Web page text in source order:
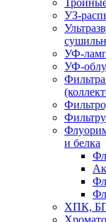
УЗ-
УФ-
УФ-
и белка
ХПК,